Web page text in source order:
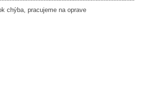
chýba, pracujeme na oprave